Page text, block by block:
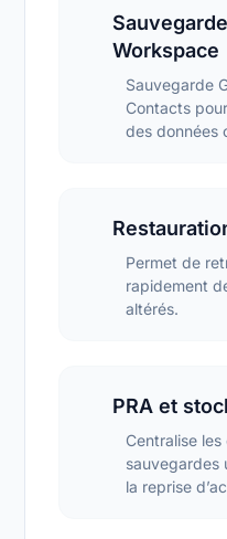
Workspace
Sauvegarde
Contacts
des données
Permet de
rapidement
altérés.
PRA et
Centralise
sauvegardes
la reprise